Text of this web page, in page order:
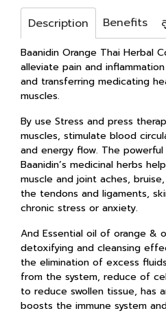
Description Benefits
Baanidin Orange Thai Herbal
alleviate pain and
and transferring medicating
muscles.
By use Stress and press
muscles, stimulate blood
and energy flow. The
Baanidin’s medicinal herbs
muscle and joint aches,
the tendons and ligaments,
chronic stress or anxiety.
And Essential oil of orange &
detoxifying and cleansing
the elimination of excess
from the system, reduce of
to reduce swollen tissue, has
boosts the immune system